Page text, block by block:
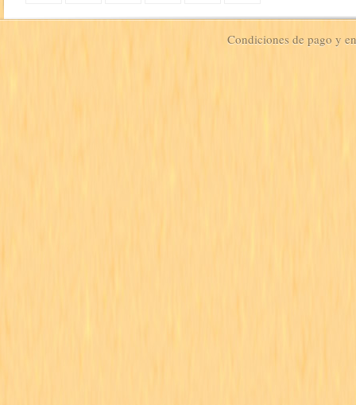
Condiciones de pago y